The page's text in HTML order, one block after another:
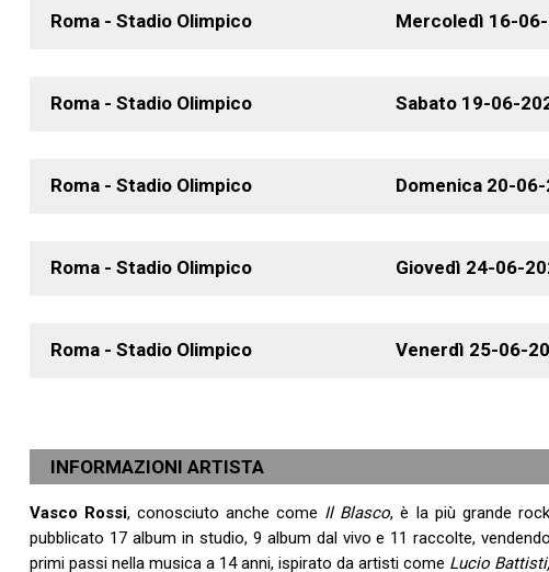
Roma - Stadio Olimpico Mercoledì 16-
Roma - Stadio Olimpico Sabato 19-06-
Roma - Stadio Olimpico Domenica 20-
Roma - Stadio Olimpico Giovedì 24-06-
Roma - Stadio Olimpico Venerdì 25-06-
INFORMAZIONI ARTISTA
Vasco Rossi, conosciuto anche come Il Blasco, è la più grande
pubblicato 17 album in studio, 9 album dal vivo e 11 raccolte,
primi passi nella musica a 14 anni, ispirato da artisti come Lucio